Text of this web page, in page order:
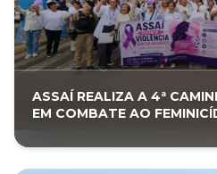
ASSAÍ REALIZA A 4ª
EM COMBATE AO